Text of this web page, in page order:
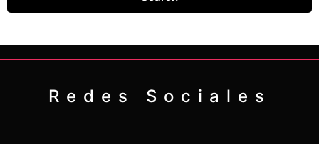
Redes Sociales